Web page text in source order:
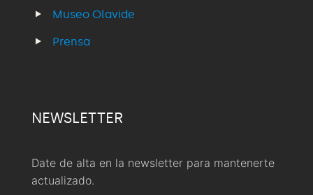
Museo Olavide
Prensa
NEWSLETTER
Date de alta en la newsletter para mantenerte
actualizado.